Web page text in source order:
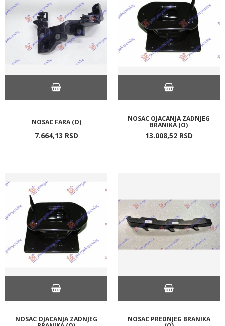
NOSAC FARA (O)
7.664,13 RSD
NOSAC OJACANJA ZADNJEG
BRANIKA (O)
13.008,52 RSD
NOSAC OJACANJA ZADNJEG NOSAC PREDNJEG BRANIKA